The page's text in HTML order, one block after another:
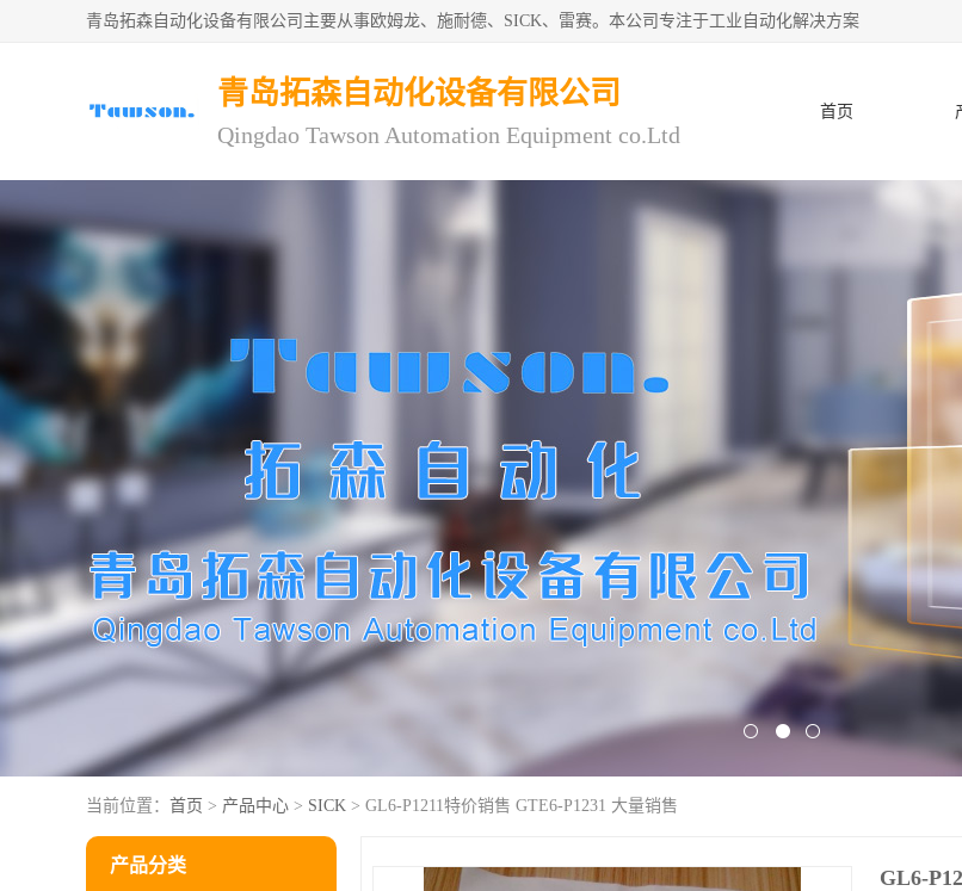
青岛拓森自动化设备有限公司主要从事欧姆龙、施耐德、SICK、雷赛。本公司专注于工业自动化解决方案
青岛拓森自动化设备有限公司
Qingdao Tawson Automation Equipment co.Ltd
首页
当前位置： 首页 > 产品中心 > SICK > GL6-P1211特价销售 GTE6-P1231 大量销售
产品分类
GL6-